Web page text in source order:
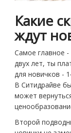
Какие
ждут
Самое главное
двух лет, ты
для новичков -
В Ситидрайве
может
Второй